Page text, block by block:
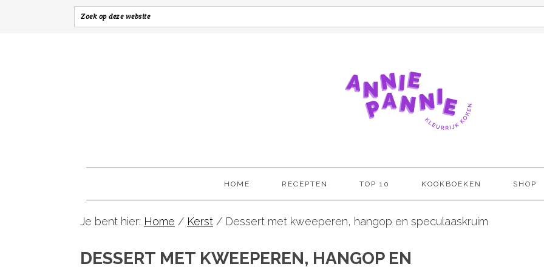
HOME RECEPTEN TOP 10 KOOKBOEKEN SHOP
Je bent hier: Home / Kerst / Dessert met kweeperen, hangop en speculaaskruim
DESSERT MET KWEEPEREN, HANGOP EN